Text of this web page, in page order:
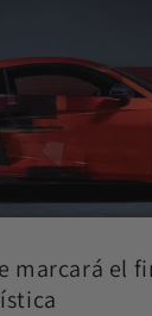
marcará el